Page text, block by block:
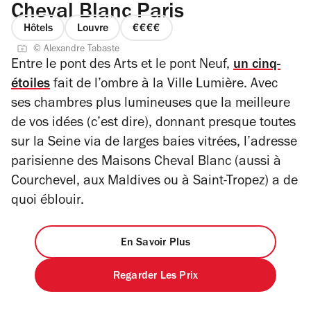
Cheval Blanc Paris
Hôtels Louvre
prix
sur
4
© Alexandre Tabaste
Entre le pont des Arts et le pont Neuf, un cinq-
étoiles fait de l’ombre à la Ville Lumière. Avec
ses chambres plus lumineuses que la meilleure
de vos idées (c’est dire), donnant presque toutes
sur la Seine via de larges baies vitrées, l’adresse
parisienne des Maisons Cheval Blanc (aussi à
Courchevel, aux Maldives ou à Saint-Tropez) a de
quoi éblouir.
En Savoir Plus
Regarder Les Prix